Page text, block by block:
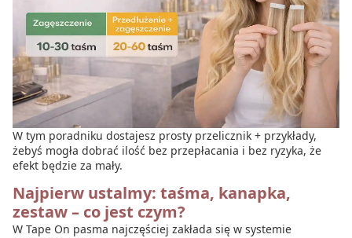
W tym poradniku dostajesz prosty przelicznik + przykłady,
żebyś mogła dobrać ilość bez przepłacania i bez ryzyka, że
efekt będzie za mały.
Najpierw ustalmy: taśma, kanapka,
zestaw – co jest czym?
W Tape On pasma najczęściej zakłada się w systemie